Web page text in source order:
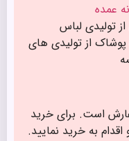
عمده
تولیدی لباس
از تولیدی های
است. برای خرید
به خرید نمایید.